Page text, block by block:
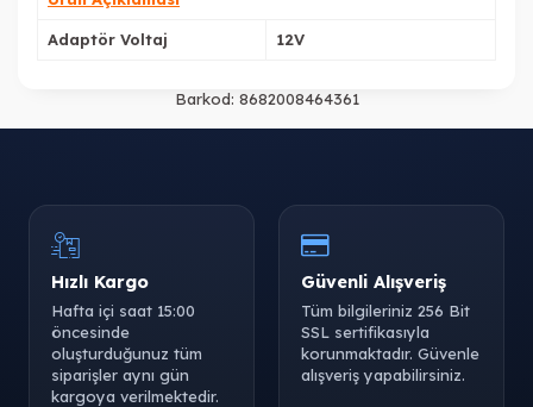
Adaptör Voltaj 12V
Barkod: 8682008464361
Hızlı Kargo
Hafta içi saat 15:00
öncesinde
oluşturduğunuz tüm
siparişler aynı gün
kargoya verilmektedir.
Güvenli Alışveriş
Tüm bilgileriniz 256 Bit
SSL sertifikasıyla
korunmaktadır. Güvenle
alışveriş yapabilirsiniz.